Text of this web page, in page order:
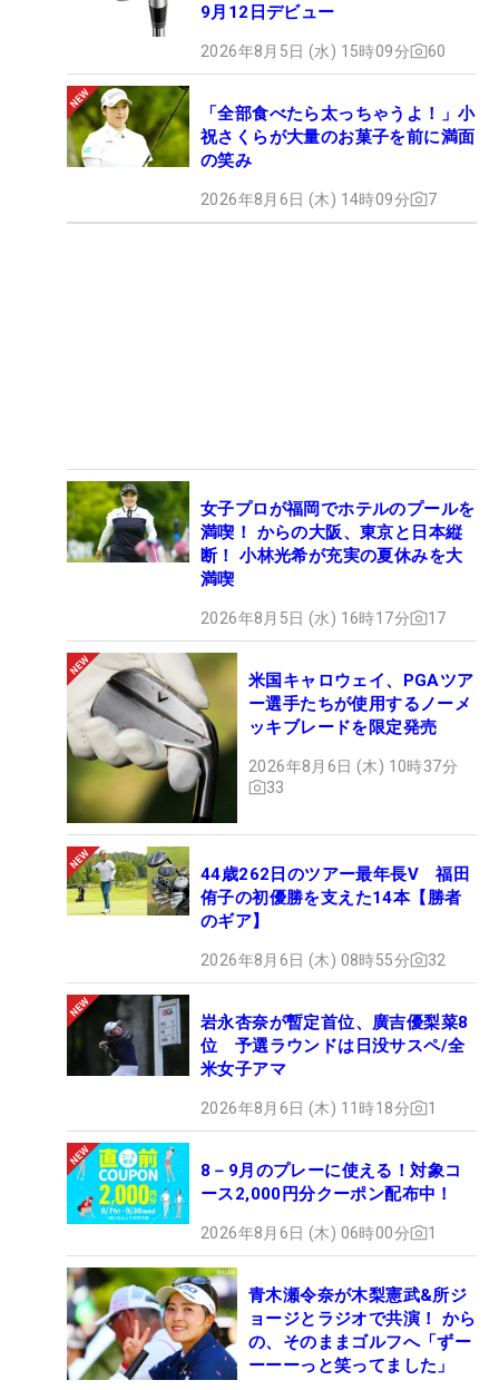
9月12日デビュー
2026年8月5日 (水) 15時09分 60
「全部食べたら太っちゃうよ！」小
祝さくらが大量のお菓子を前に満面
の笑み
2026年8月6日 (木) 14時09分 7
女子プロが福岡でホテルのプールを
満喫！ からの大阪、東京と日本縦
断！ 小林光希が充実の夏休みを大
満喫
2026年8月5日 (水) 16時17分 17
米国キャロウェイ、PGAツア
ー選手たちが使用するノーメ
ッキブレードを限定発売
2026年8月6日 (木) 10時37分
33
44歳262日のツアー最年長V 福田
侑子の初優勝を支えた14本【勝者
のギア】
2026年8月6日 (木) 08時55分 32
岩永杏奈が暫定首位、廣吉優梨菜8
位 予選ラウンドは日没サスペ/全
米女子アマ
2026年8月6日 (木) 11時18分 1
8－9月のプレーに使える！対象コ
ース2,000円分クーポン配布中！
2026年8月6日 (木) 06時00分 1
青木瀬令奈が木梨憲武&所ジ
ョージとラジオで共演！ から
の、そのままゴルフへ「ずー
ーーーっと笑ってました」